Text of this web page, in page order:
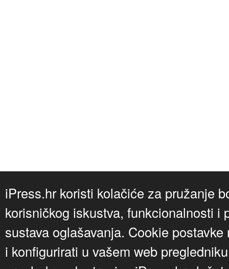
iPress.hr koristi kolačiće za pružanje
korisničkog iskustva, funkcionalnosti i
sustava oglašavanja. Cookie
i konfigurirati u vašem web